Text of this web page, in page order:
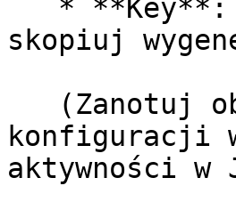
skopiuj
konfiguracji
aktywności